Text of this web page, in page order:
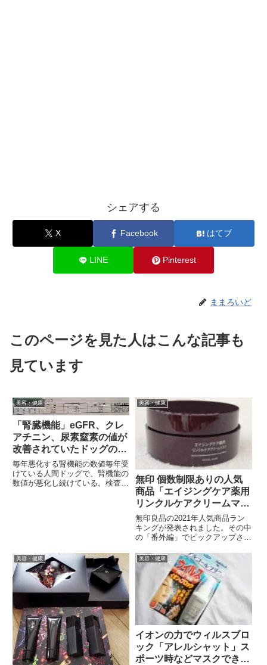
シェアする
X Facebook はてブ
LINE Pinterest
ままろいど
このページを見た人はこんな記事も
見ています
美容・健康
「腎臓機能」eGFR、クレ
アチニン、尿素窒素の値が
改善されていたドッグの結
果
毎年悪化する腎機能の数値毎年受
けている人間ドッグで、腎機能の
数値が悪化し続けている。検査終
美容・健康
無印 個数制限ありの人気
商品「エイジングケア薬用
リンクルケアクリームマス
ク」シワ改善
無印良品の2021年人気商品ラン
キングが発表されました。その中
の「番外編」でピックアップされ
を購入してみました。無印良品
「エイジングケア薬用リンクルケ
アクリームマスク」無印良品の
「エイジングケア薬用リンクルケ
美容・健康 美容・健康
イオンの力でウィルスブロ
ック「アレルシャット」ス
ポーツ時などマスクできな